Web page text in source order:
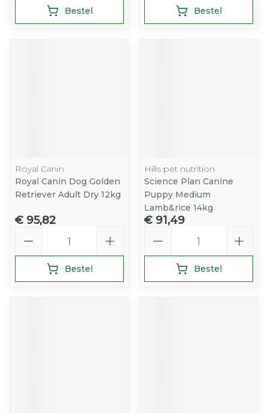
Bestel Bestel
Royal Canin
Royal Canin Dog Golden
Retriever Adult Dry 12kg
€ 95,82
Bestel
Hills pet nutrition
Science Plan Canine
Puppy Medium
Lamb&rice 14kg
€ 91,49
Bestel